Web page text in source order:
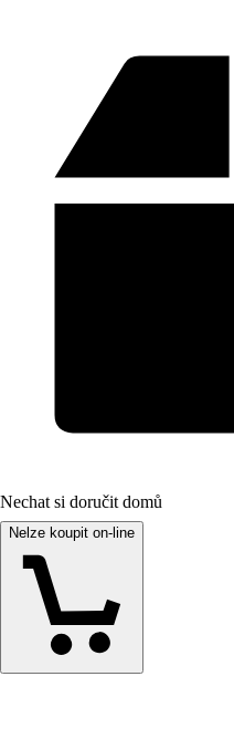
Nechat si doručit domů
Nelze koupit on-line